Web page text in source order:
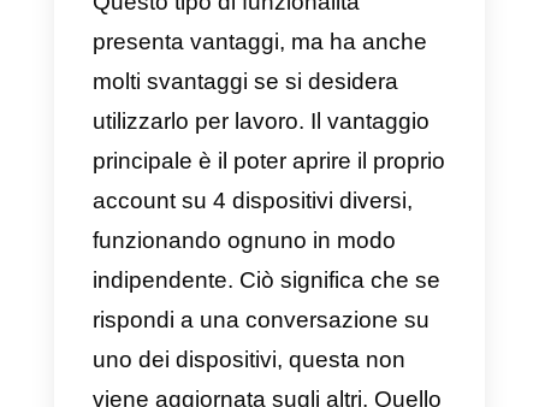
possibilità riguardava
web su 4 schermi. Ciò significa
che tutti gli utenti di WhatsApp
potranno aprire il proprio account
su 4 dispositivi diversi ma solo in
modalità web.
Questo tipo di funzionalità
presenta vantaggi, ma ha anche